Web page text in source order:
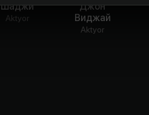
Шаджи
Aktyor
Джон
Виджай
Aktyor